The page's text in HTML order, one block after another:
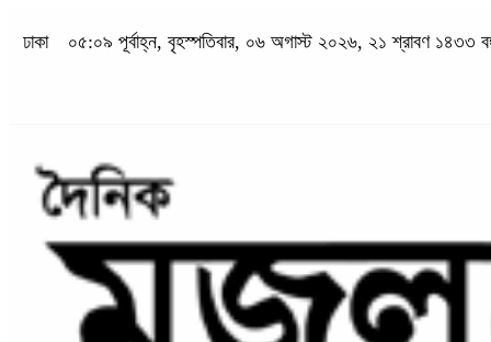
ঢাকা ০৫:০৯ পূর্বাহ্ন, বৃহস্পতিবার, ০৬ অগাস্ট ২০২৬, ২১ শ্রাবণ ১৪৩৩